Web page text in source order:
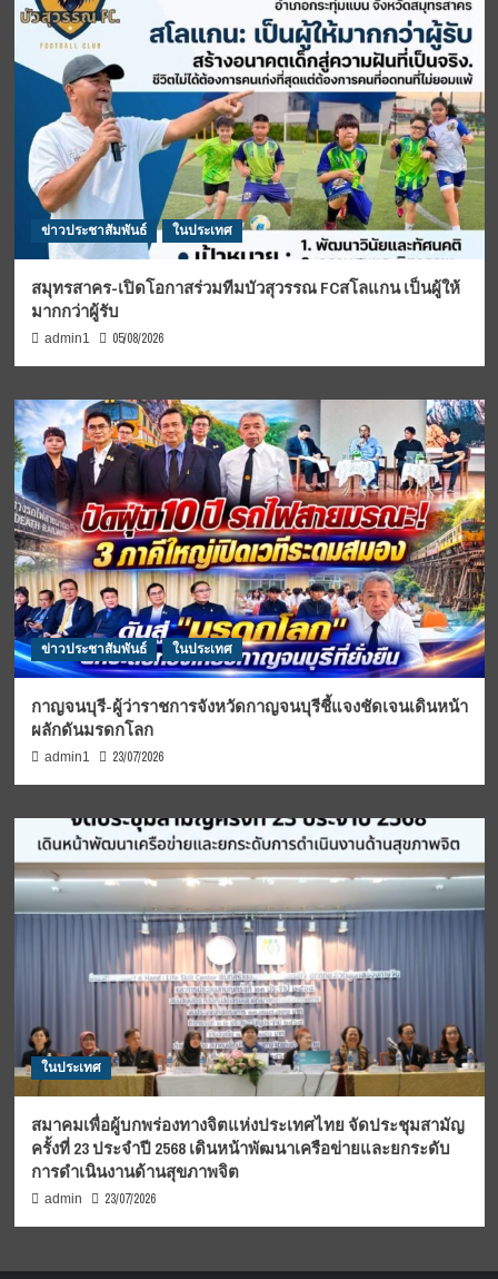
ข่าวประชาสัมพันธ์ ในประเทศ
สมุทรสาคร-เปิดโอกาสร่วมทีมบัวสุวรรณ FCสโลแกน เป็นผู้ให้
มากกว่าผู้รับ
admin1 05/08/2026
ข่าวประชาสัมพันธ์ ในประเทศ
กาญจนบุรี-ผู้ว่าราชการจังหวัดกาญจนบุรีชี้แจงชัดเจนเดินหน้า
ผลักดันมรดกโลก
admin1 23/07/2026
ในประเทศ
สมาคมเพื่อผู้บกพร่องทางจิตแห่งประเทศไทย จัดประชุมสามัญ
ครั้งที่ 23 ประจำปี 2568 เดินหน้าพัฒนาเครือข่ายและยกระดับ
การดำเนินงานด้านสุขภาพจิต
admin 23/07/2026